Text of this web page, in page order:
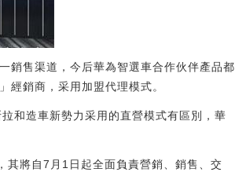
銷售渠道，今后華為智選車合作伙伴產品都
經銷商，采用加盟代理模式。
和造車新勢力采用的直營模式有區別，華
將自7月1日起全面負責營銷、銷售、交